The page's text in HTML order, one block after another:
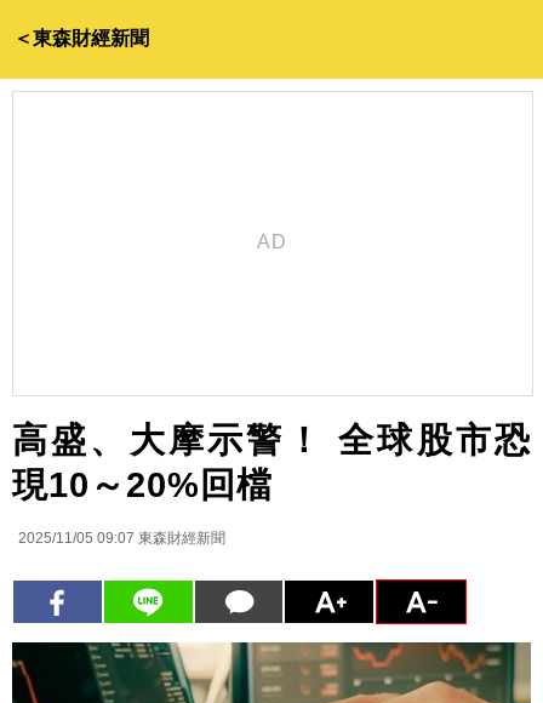
＜東森財經新聞
高盛、大摩示警！ 全球股市恐
現10～20%回檔
2025/11/05 09:07 東森財經新聞